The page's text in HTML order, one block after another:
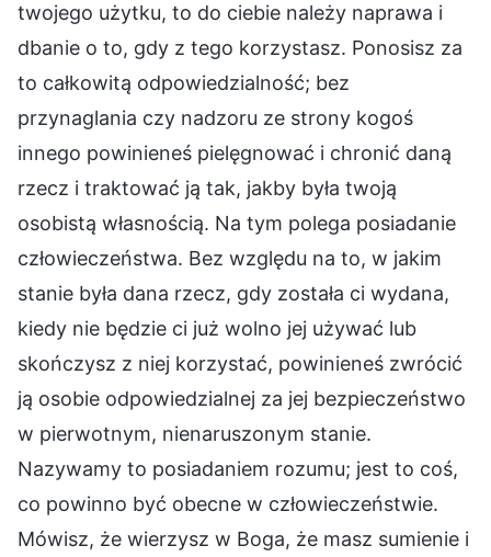
twojego użytku, to do ciebie należy naprawa i
dbanie o to, gdy z tego korzystasz. Ponosisz za
to całkowitą odpowiedzialność; bez
przynaglania czy nadzoru ze strony kogoś
innego powinieneś pielęgnować i chronić daną
rzecz i traktować ją tak, jakby była twoją
osobistą własnością. Na tym polega posiadanie
człowieczeństwa. Bez względu na to, w jakim
stanie była dana rzecz, gdy została ci wydana,
kiedy nie będzie ci już wolno jej używać lub
skończysz z niej korzystać, powinieneś zwrócić
ją osobie odpowiedzialnej za jej bezpieczeństwo
w pierwotnym, nienaruszonym stanie.
Nazywamy to posiadaniem rozumu; jest to coś,
co powinno być obecne w człowieczeństwie.
Mówisz, że wierzysz w Boga, że masz sumienie i